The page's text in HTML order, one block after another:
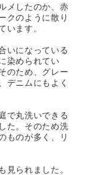
メしたのか、赤
クのように散り
います。
いになっている
染められてい
のため、グレー
デニムにもよく
で丸洗いできる
た。そのため洗
ものが多く、リ
見られました。